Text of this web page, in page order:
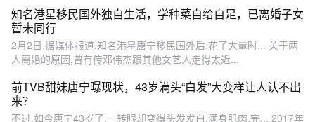
知名港星移民国外独自生活，学种菜自给自足，已离婚子女
暂未同行
2月2日,据媒体报道,知名港星唐宁移民国外后,花了大量时... 关于两
人离婚的原因,曾有传邓伟杰跟其他女艺人走得太近...
前TVB甜妹唐宁曝现状，43岁满头“白发”大变样让人认不出
来？
不过,如今唐宁43岁了,一转眼却变得头发发白,满身肌肉,完... 2017年